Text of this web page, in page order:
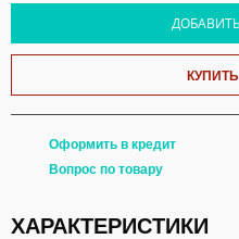
Оформить в кредит
Вопрос по товару
ХАРАКТЕРИСТИКИ